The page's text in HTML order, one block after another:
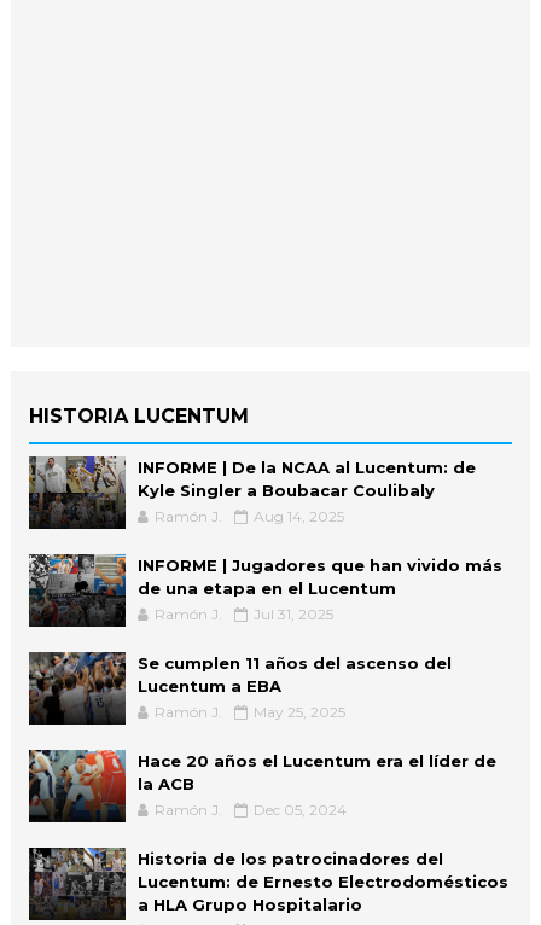
HISTORIA LUCENTUM
INFORME | De la NCAA al Lucentum: de
Kyle Singler a Boubacar Coulibaly
Ramón J. Aug 14, 2025
INFORME | Jugadores que han vivido más
de una etapa en el Lucentum
Ramón J. Jul 31, 2025
Se cumplen 11 años del ascenso del
Lucentum a EBA
Ramón J. May 25, 2025
Hace 20 años el Lucentum era el líder de
la ACB
Ramón J. Dec 05, 2024
Historia de los patrocinadores del
Lucentum: de Ernesto Electrodomésticos
a HLA Grupo Hospitalario